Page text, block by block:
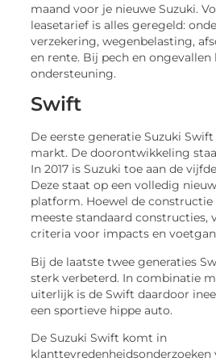
maand voor je nieuwe Suzuki.
leasetarief is alles geregeld:
verzekering, wegenbelasting,
en rente. Bij pech en
ondersteuning.
Swift
De eerste generatie Suzuki
markt. De doorontwikkeling
In 2017 is Suzuki toe aan de
Deze staat op een volledig
platform. Hoewel de constructie
meeste standaard constructies,
criteria voor impacts en
Bij de laatste twee generaties
sterk verbeterd. In combinatie
uiterlijk is de Swift daardoor
een sportieve hippe auto.
De Suzuki Swift komt in
klanttevredenheidsonderzoeken